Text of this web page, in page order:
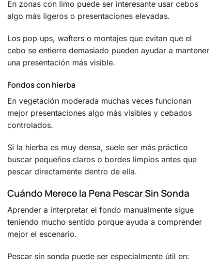
En zonas con limo puede ser interesante usar cebos
algo más ligeros o presentaciones elevadas.
Los pop ups, wafters o montajes que evitan que el
cebo se entierre demasiado pueden ayudar a mantener
una presentación más visible.
Fondos con hierba
En vegetación moderada muchas veces funcionan
mejor presentaciones algo más visibles y cebados
controlados.
Si la hierba es muy densa, suele ser más práctico
buscar pequeños claros o bordes limpios antes que
pescar directamente dentro de ella.
Cuándo Merece la Pena Pescar Sin Sonda
Aprender a interpretar el fondo manualmente sigue
teniendo mucho sentido porque ayuda a comprender
mejor el escenario.
Pescar sin sonda puede ser especialmente útil en: